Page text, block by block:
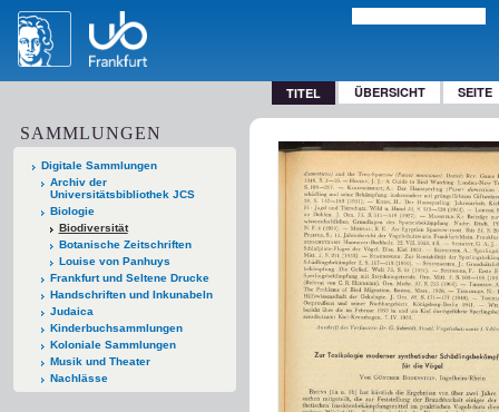
TITEL ÜBERSICHT SEITE
SAMMLUNGEN
Digitale Sammlungen
Archiv der
Universitätsbibliothek JCS
Biologie
Biodiversität
Botanische Zeitschriften
Louise von Panhuys
Frankfurt und Seltene Drucke
Handschriften und Inkunabeln
Judaica
Kinderbuchsammlungen
Koloniale Sammlungen
Musik und Theater
Nachlässe